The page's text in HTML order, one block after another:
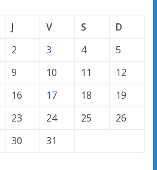
J V S
D
2 3 4
5
9 10 11
12
16 17 18
19
23 24 25
26
30 31